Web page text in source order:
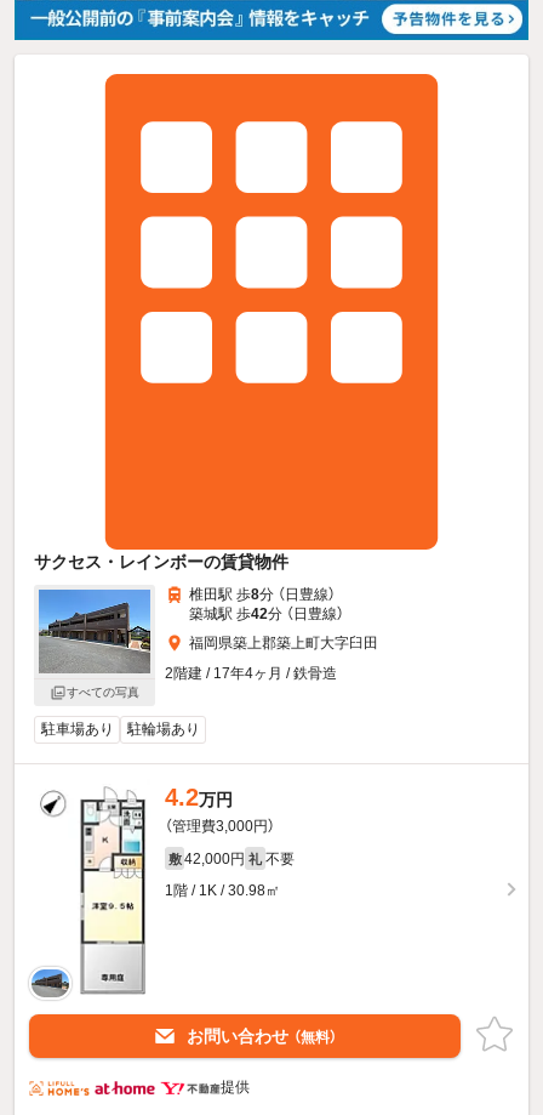
サクセス・レインボーの賃貸物件
すべての写真
椎田駅 歩8分 （日豊線）
築城駅 歩42分 （日豊線）
福岡県築上郡築上町大字臼田
2階建 / 17年4ヶ月 / 鉄骨造
駐車場あり 駐輪場あり
4.2万円
（管理費3,000円）
敷 42,000円 礼 不要
1階 / 1K / 30.98㎡
お問い合わせ （無料）
提供